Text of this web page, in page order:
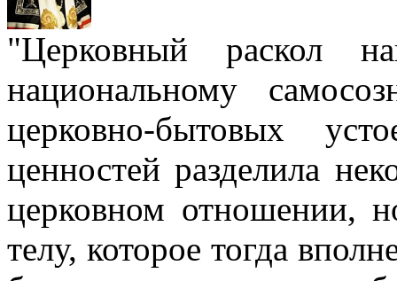
"Церковный раскол
национальному
церковно-бытовых
ценностей разделила
церковном отношении,
телу, которое тогда